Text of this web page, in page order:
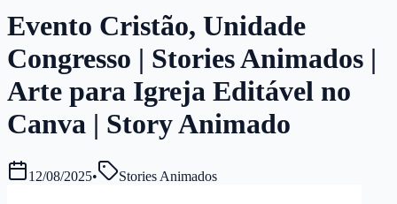
Evento Cristão, Unidade
Congresso | Stories Animados |
Arte para Igreja Editável no
Canva | Story Animado
12/08/2025• Stories Animados